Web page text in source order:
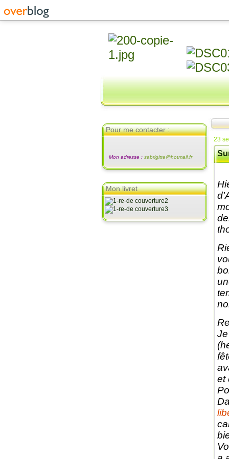
Pour me contacter :
Mon adresse : sabrigitte@hotmail.fr
Mon livret
23
et